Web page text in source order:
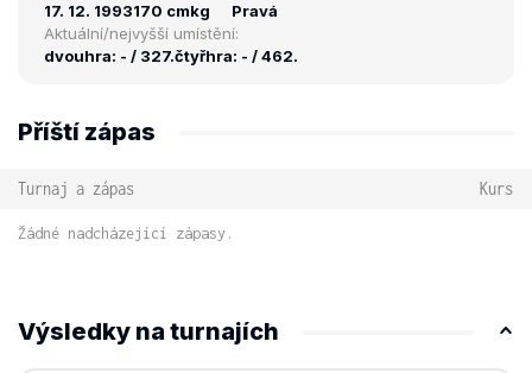
17. 12. 1993170 cmkg
Pravá
Aktuální/nejvyšší umístění:
dvouhra: - / 327.čtyřhra: - / 462.
Příští zápas
Turnaj a zápas Kurs
Žádné nadcházející zápasy.
Výsledky na turnajích